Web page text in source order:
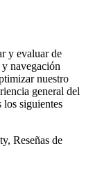
y evaluar de
navegación
nuestro
general del
siguientes
Reseñas de